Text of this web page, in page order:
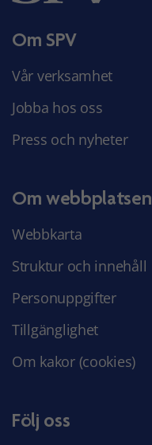
Om SPV
Vår verksamhet
Jobba hos oss
Press och nyheter
Om webbplatsen
Webbkarta
Struktur och innehåll
Personuppgifter
Tillgänglighet
Om kakor (cookies)
Följ oss